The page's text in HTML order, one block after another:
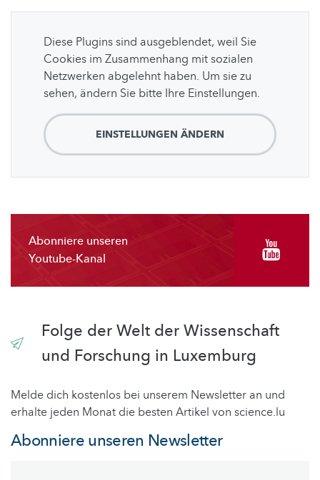
Diese Plugins sind ausgeblendet, weil Sie
Cookies im Zusammenhang mit sozialen
Netzwerken abgelehnt haben. Um sie zu
sehen, ändern Sie bitte Ihre Einstellungen.
EINSTELLUNGEN ÄNDERN
Abonniere unseren
Youtube-Kanal
Folge der Welt der Wissenschaft
und Forschung in Luxemburg
Melde dich kostenlos bei unserem Newsletter an und
erhalte jeden Monat die besten Artikel von science.lu
Abonniere unseren Newsletter